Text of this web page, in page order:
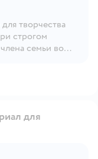
вопрос
творчества
строгом
семьи во
бусин
для